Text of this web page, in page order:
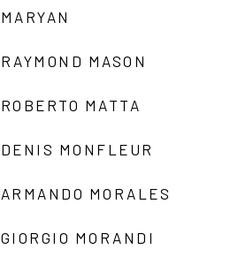
MARYAN
RAYMOND MASON
ROBERTO MATTA
DENIS MONFLEUR
ARMANDO MORALES
GIORGIO MORANDI